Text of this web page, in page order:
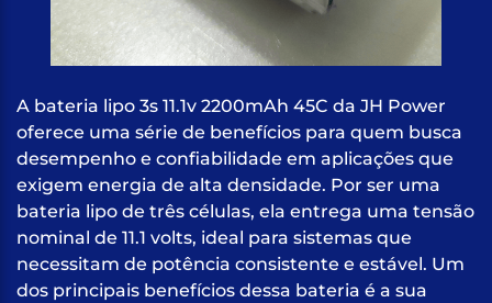
A bateria lipo 3s 11.1v 2200mAh 45C da JH Power
oferece uma série de benefícios para quem busca
desempenho e confiabilidade em aplicações que
exigem energia de alta densidade. Por ser uma
bateria lipo de três células, ela entrega uma tensão
nominal de 11.1 volts, ideal para sistemas que
necessitam de potência consistente e estável. Um
dos principais benefícios dessa bateria é a sua